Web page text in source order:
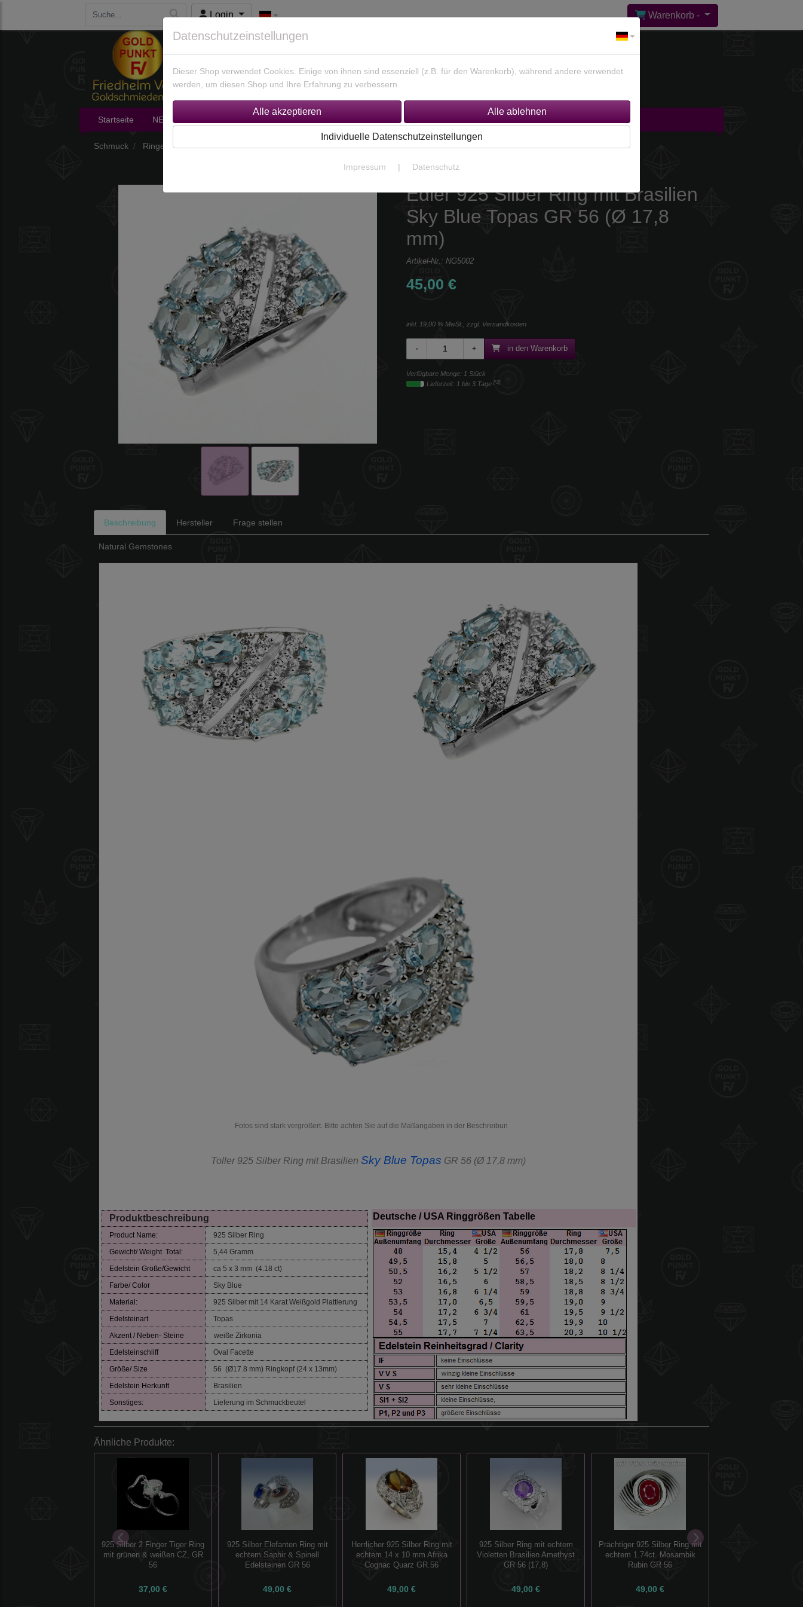
Login Warenkorb -
Startseite NEU im Shop 925 Silber Schmuck Unikate Gold / Silber
Schmuck Ringe Ringe nach Edelsteinen Topas Ringe
Edler 925 Silber Ring mit Brasilien
Sky Blue Topas GR 56 (Ø 17,8
mm)
Artikel-Nr.: NG5002
45,00 €
inkl. 19,00 % MwSt., zzgl. Versandkosten
in den Warenkorb
Verfügbare Menge: 1 Stück
Lieferzeit: 1 bis 3 Tage [*2]
Beschreibung Hersteller Frage stellen
Natural Gemstones
Fotos sind stark vergrößert. Bitte achten Sie auf die Maßangaben in der Beschreibun
Toller 925 Silber Ring mit Brasilien Sky Blue Topas GR 56 (Ø 17,8 mm)
Produktbeschreibung
Product Name:
925 Silber Ring
Gewicht/ Weight Total:
5,44 Gramm
Edelstein Größe/Gewicht
ca 5 x 3 mm (4.18 ct)
Farbe/ Color
Sky Blue
Material:
925 Silber mit 14 Karat Weißgold Plattierung
Edelsteinart
Topas
Akzent / Neben- Steine
weiße Zirkonia
Edelsteinschliff
Oval Facette
Größe/ Size
56 (Ø17.8 mm) Ringkopf (24 x 13mm)
Edelstein Herkunft
Brasilien
Sonstiges:
Lieferung im Schmuckbeutel
Deutsche / USA Ringgrößen Tabelle
Ähnliche Produkte:
925 Silber 2 Finger Tiger Ring
mit grünen & weißen CZ, GR
56
37,00 €
925 Silber Elefanten Ring mit
echtem Saphir & Spinell
Edelsteinen GR 56
49,00 €
Herrlicher 925 Silber Ring mit
echtem 14 x 10 mm Afrika
Cognac Quarz GR.56
49,00 €
925 Silber Ring mit echtem
Violetten Brasilien Amethyst
GR 56 (17,8)
49,00 €
Prächtiger 925 Silber Ring mit
echtem 1.74ct. Mosambik
Rubin GR 56
49,00 €
Datenschutzeinstellungen
Dieser Shop verwendet Cookies. Einige von ihnen sind essenziell (z.B. für den Warenkorb), während andere verwendet
werden, um diesen Shop und Ihre Erfahrung zu verbessern.
Individuelle Datenschutzeinstellungen
Impressum | Datenschutz